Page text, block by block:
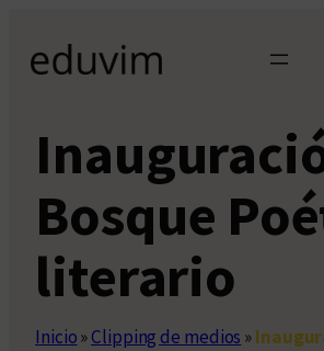
contenido
Bosque
literario
Inicio»Clipping de medios »